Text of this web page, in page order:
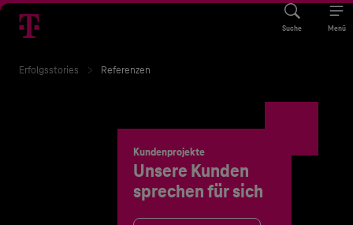
Suche Menü
Erfolgsstories Referenzen
Kundenprojekte
Unsere Kunden
sprechen für sich